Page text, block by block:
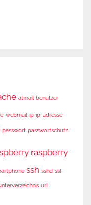
atmail benutzer
webmail ip ip-adresse
passwort passwortschutz
raspberry
ssh sshd ssl
url